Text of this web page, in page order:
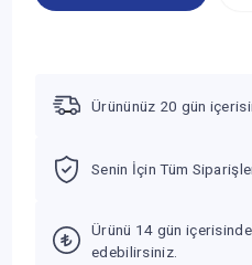
Ürününüz 20 gün
Senin İçin Tüm
Ürünü 14 gün
edebilirsiniz.